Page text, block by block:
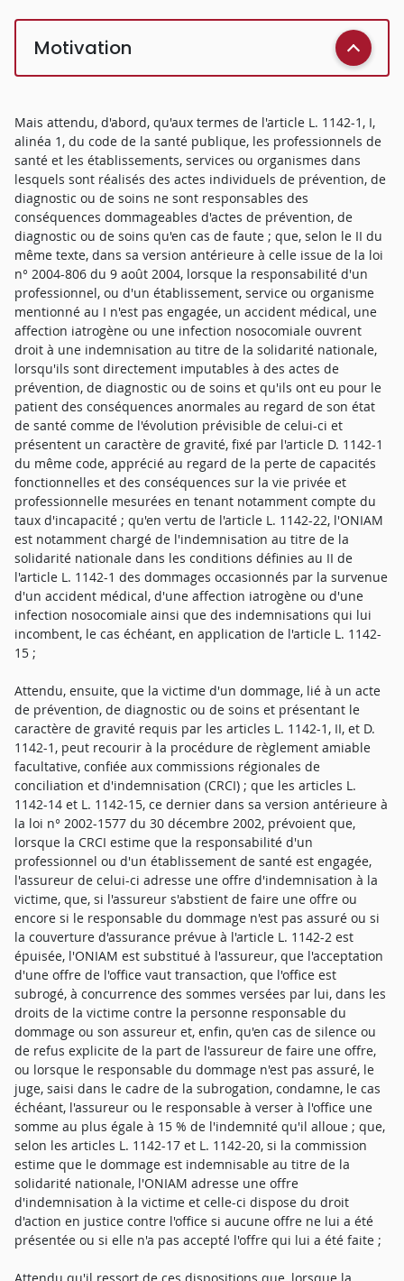
Motivation
Mais attendu, d'abord, qu'aux termes de l'article L. 1142-1, I,
alinéa 1, du code de la santé publique, les professionnels de
santé et les établissements, services ou organismes dans
lesquels sont réalisés des actes individuels de prévention, de
diagnostic ou de soins ne sont responsables des
conséquences dommageables d'actes de prévention, de
diagnostic ou de soins qu'en cas de faute ; que, selon le II du
même texte, dans sa version antérieure à celle issue de la loi
n° 2004-806 du 9 août 2004, lorsque la responsabilité d'un
professionnel, ou d'un établissement, service ou organisme
mentionné au I n'est pas engagée, un accident médical, une
affection iatrogène ou une infection nosocomiale ouvrent
droit à une indemnisation au titre de la solidarité nationale,
lorsqu'ils sont directement imputables à des actes de
prévention, de diagnostic ou de soins et qu'ils ont eu pour le
patient des conséquences anormales au regard de son état
de santé comme de l'évolution prévisible de celui-ci et
présentent un caractère de gravité, fixé par l'article D. 1142-1
du même code, apprécié au regard de la perte de capacités
fonctionnelles et des conséquences sur la vie privée et
professionnelle mesurées en tenant notamment compte du
taux d'incapacité ; qu'en vertu de l'article L. 1142-22, l'ONIAM
est notamment chargé de l'indemnisation au titre de la
solidarité nationale dans les conditions définies au II de
l'article L. 1142-1 des dommages occasionnés par la survenue
d'un accident médical, d'une affection iatrogène ou d'une
infection nosocomiale ainsi que des indemnisations qui lui
incombent, le cas échéant, en application de l'article L. 1142-
15 ;
Attendu, ensuite, que la victime d'un dommage, lié à un acte
de prévention, de diagnostic ou de soins et présentant le
caractère de gravité requis par les articles L. 1142-1, II, et D.
1142-1, peut recourir à la procédure de règlement amiable
facultative, confiée aux commissions régionales de
conciliation et d'indemnisation (CRCI) ; que les articles L.
1142-14 et L. 1142-15, ce dernier dans sa version antérieure à
la loi n° 2002-1577 du 30 décembre 2002, prévoient que,
lorsque la CRCI estime que la responsabilité d'un
professionnel ou d'un établissement de santé est engagée,
l'assureur de celui-ci adresse une offre d'indemnisation à la
victime, que, si l'assureur s'abstient de faire une offre ou
encore si le responsable du dommage n'est pas assuré ou si
la couverture d'assurance prévue à l'article L. 1142-2 est
épuisée, l'ONIAM est substitué à l'assureur, que l'acceptation
d'une offre de l'office vaut transaction, que l'office est
subrogé, à concurrence des sommes versées par lui, dans les
droits de la victime contre la personne responsable du
dommage ou son assureur et, enfin, qu'en cas de silence ou
de refus explicite de la part de l'assureur de faire une offre,
ou lorsque le responsable du dommage n'est pas assuré, le
juge, saisi dans le cadre de la subrogation, condamne, le cas
échéant, l'assureur ou le responsable à verser à l'office une
somme au plus égale à 15 % de l'indemnité qu'il alloue ; que,
selon les articles L. 1142-17 et L. 1142-20, si la commission
estime que le dommage est indemnisable au titre de la
solidarité nationale, l'ONIAM adresse une offre
d'indemnisation à la victime et celle-ci dispose du droit
d'action en justice contre l'office si aucune offre ne lui a été
présentée ou si elle n'a pas accepté l'offre qui lui a été faite ;